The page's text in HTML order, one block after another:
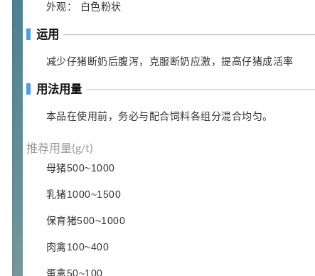
外观： 白色粉状
运用
减少仔猪断奶后腹泻，克服断奶应激，提高仔猪成活率
用法用量
本品在使用前，务必与配合饲料各组分混合均匀。
推荐用量(g/t)
母猪500~1000
乳猪1000~1500
保育猪500~1000
肉禽100~400
蛋禽50~100
5
对甲氧基苯甲醛（茴香醛）
2021-06-19 化工原料
69.6
98.5%
2021-05-30
浏览量 - 1.64w